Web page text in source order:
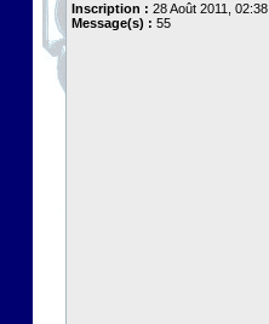
Inscription : 28 Août 2011, 02:38
Message(s) : 55